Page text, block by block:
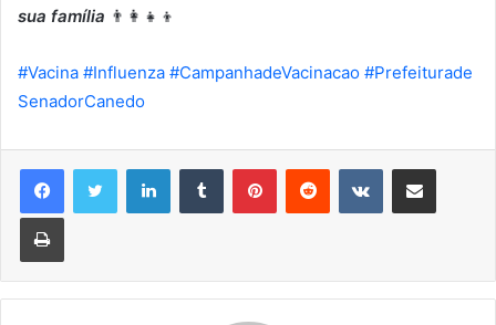
sua família 👨 👩 👧 👦
#Vacina #Influenza #CampanhadeVacinacao #Prefeiturade
SenadorCanedo
LinkedinTumblr PinterestReddit VK Compartilhar via e-mail
Imprimir